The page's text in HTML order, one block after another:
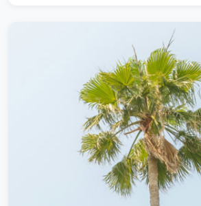
钢铁行业解决方案让我们花费很很大的心
专为测试时使用钢铁行业解决方案让我们
制出来这些内容专为测试时使用